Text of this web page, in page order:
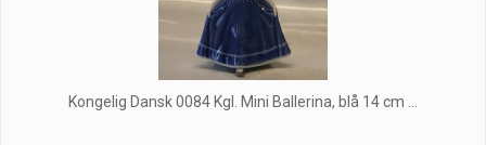
Kongelig Dansk 0084 Kgl. Mini Ballerina, blå 14 cm ...